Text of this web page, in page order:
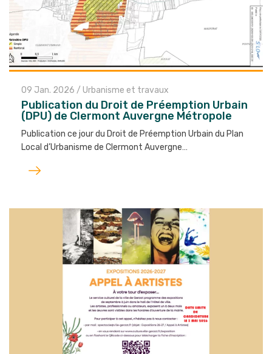
09 Jan. 2026 / Urbanisme et travaux
Publication du Droit de Préemption Urbain
(DPU) de Clermont Auvergne Métropole
Publication ce jour du Droit de Préemption Urbain du Plan
Local d’Urbanisme de Clermont Auvergne…
Lire
l'article